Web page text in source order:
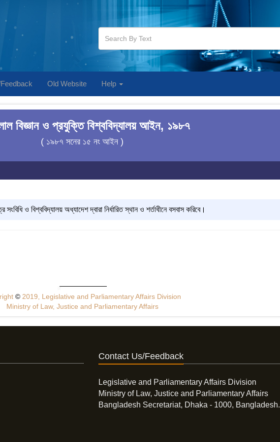
Old Website Help
বিজ্ঞান ও প্রযুক্তি বিশ্ববিদ্যালয় আইন, ১৯৮৭
( ১৯৮৭ সনের ১৫ নং আইন )
ও বিশ্ববিদ্যালয় অধ্যাদেশ দ্বারা নির্ধারিত স্থান ও শর্তাধীনে বসবাস করিবে।
© 2019, Legislative and Parliamentary Affairs Division
Ministry of Law, Justice and Parliamentary Affairs
Contact Us/Feedback
Legislative and Parliamentary Affairs Division
Ministry of Law, Justice and Parliamentary Affairs
Bangladesh Secretariat, Dhaka - 1000, Bangladesh.